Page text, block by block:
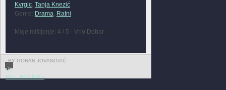
Kvrgic, Tanja Knezić
Genre: Drama, Ratni
Moje mišljenje: 4 / 5 - Vrlo Dobar
BY GORAN JOVANOVIĆ
0
FULL REVIEW »